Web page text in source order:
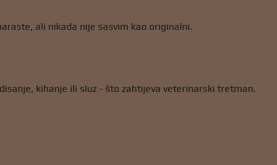
ali nikada nije sasvim kao originalni.
kihanje ili sluz - što zahtijeva veterinarski tretman.